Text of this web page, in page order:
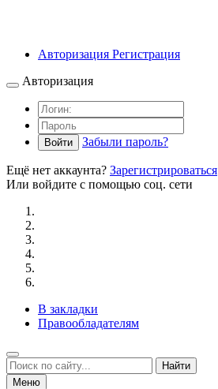
Авторизация Регистрация
Авторизация
Войти Забыли пароль?
Ещё нет аккаунта? Зарегистрироваться
Или войдите с помощью соц. сети
В закладки
Правообладателям
Найти
Меню